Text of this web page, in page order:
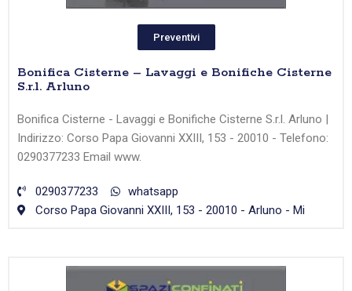
Preventivi
Bonifica Cisterne – Lavaggi e Bonifiche Cisterne
S.r.l. Arluno
Bonifica Cisterne - Lavaggi e Bonifiche Cisterne S.r.l. Arluno |
Indirizzo: Corso Papa Giovanni XXIII, 153 - 20010 - Telefono:
0290377233 Email www.
0290377233
whatsapp
Corso Papa Giovanni XXIII, 153 - 20010 - Arluno - Mi